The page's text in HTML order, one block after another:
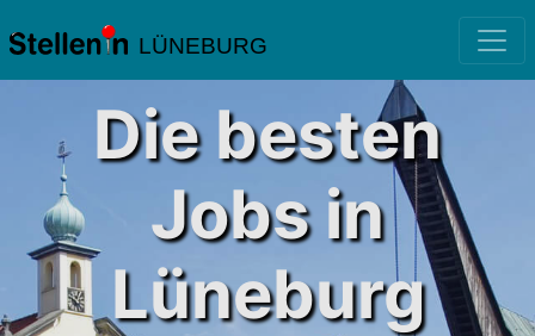
LÜNEBURG
Die besten
Jobs in
Lüneburg